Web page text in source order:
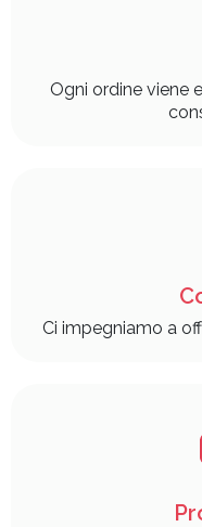
Ogni ordine viene
Ci impegniamo a